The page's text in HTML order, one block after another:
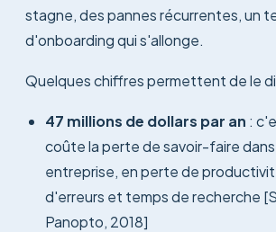
stagne, des pannes récurrentes, un
d'onboarding qui s'allonge.
Quelques chiffres permettent de le
47 millions de dollars par an :
coûte la perte de savoir-faire
entreprise, en perte de
d'erreurs et temps de recherche
Panopto, 2018]